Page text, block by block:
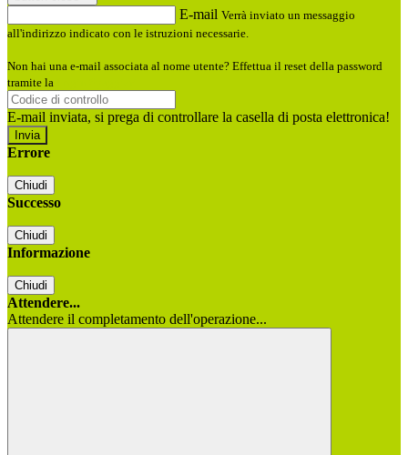
E-mail Verrà inviato un messaggio
all'indirizzo indicato con le istruzioni necessarie.
Non hai una e-mail associata al nome utente? Effettua il reset della password
tramite la
E-mail inviata, si prega di controllare la casella di posta elettronica!
Errore
Chiudi
Successo
Chiudi
Informazione
Chiudi
Attendere...
Attendere il completamento dell'operazione...